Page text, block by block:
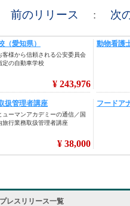
前のリリース : 次
レスリリース一覧